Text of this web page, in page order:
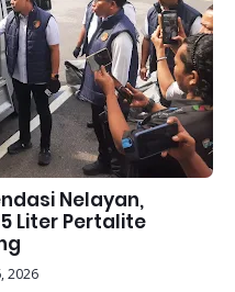
Nelayan,
Liter Pertalite
2026